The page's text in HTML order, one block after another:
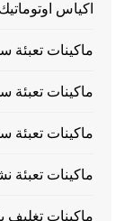
اكياس اوتوماتيك
ماكينات تعبئة
ماكينات تعبئة
ماكينات تعبئة
ماكينات تعبئة
ماكينات تغليف